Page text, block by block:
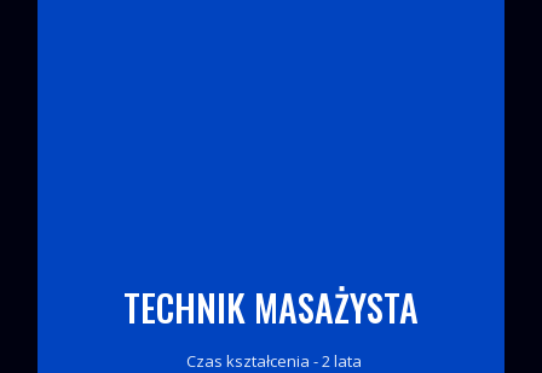
TECHNIK MASAŻYSTA
Czas kształcenia - 2 lata